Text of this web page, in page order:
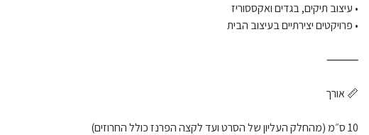
• עיצוב תיקים, בגדים ואקססוריז
• פרויקטים יצירתיים בעיצוב הבית
⸻
📏 אורך
10 ס״מ (מהחלק העליון של הסרט ועד לקצה הפרנז כולל החרוזים)